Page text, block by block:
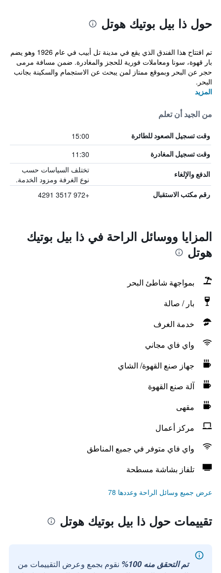
حول ذا بيل بوتيك هوتل
تم افتتاح هذا الفندق الذي يقع في مدينة تل أبيب في عام 1926 وهو يضم
بار قهوة، سونا ومعاملات فورية للحجز والمغادرة. ضمن مسافة مرمى
حجر عن البحر وبموقع ممتاز لمن يبحث عن الاستجمام والسكينة بجانب
البحر.
المزيد
من الجيد أن تعلم
وقت تسجيل الصعود للطائرة 15:00
وقت تسجيل المغادرة 11:30
الدفع والإلغاء
تختلف السياسات حسب
نوع الغرفة ومزود الخدمة.
رقم مكتب الاستقبال +972 3517 4291
المزايا ووسائل الراحة في ذا بيل بوتيك
هوتل
بمواجهة شاطئ البحر
بار / صالة
خدمة الغرف
واي فاي مجاني
جهاز صنع القهوة/ الشاي
آلة صنع القهوة
مقهى
مركز أعمال
واي فاي متوفر في جميع المناطق
تلفاز بشاشة مسطحة
عرض جميع وسائل الراحة وعددها 78
تقييمات حول ذا بيل بوتيك هوتل
تم التحقق منه 100%
نقوم بجمع وعرض التقييمات من